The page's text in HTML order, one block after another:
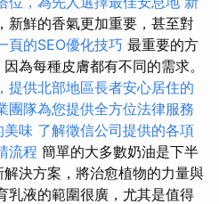
新鮮的香氣更加重要，甚至對
頁的SEO優化技巧 最重要的方
為每種皮膚都有不同的需求。
提供北部地區長者安心居住的
團隊為您提供全方位法律服務
美味 了解徵信公司提供的各項
流程 簡單的大多數奶油是下半
決方案，將治愈植物的力量與
乳液的範圍很廣，尤其是值得